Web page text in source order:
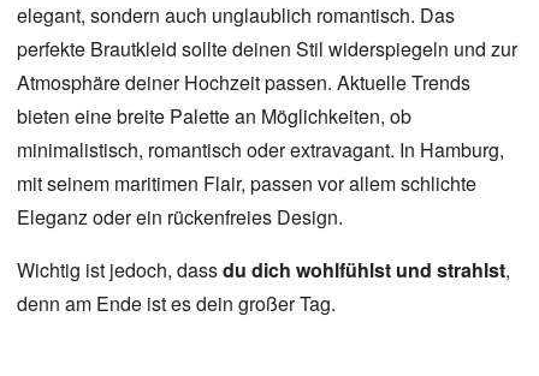
elegant, sondern auch unglaublich romantisch. Das
perfekte Brautkleid sollte deinen Stil widerspiegeln und zur
Atmosphäre deiner Hochzeit passen. Aktuelle Trends
bieten eine breite Palette an Möglichkeiten, ob
minimalistisch, romantisch oder extravagant. In Hamburg,
mit seinem maritimen Flair, passen vor allem schlichte
Eleganz oder ein rückenfreies Design.
Wichtig ist jedoch, dassdu dich wohlfühlst und strahlst,
denn am Ende ist es dein großer Tag.